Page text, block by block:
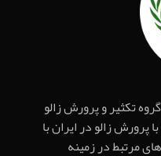
تکثیر و پرورش زالو
پرورش زالو در ایران با
مرتبط در زمینه